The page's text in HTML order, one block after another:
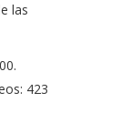
las
423